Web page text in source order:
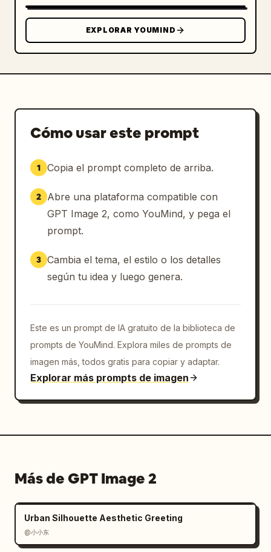
superior","Mensaje negro centrado:
de llamada a la acción amarillo en forma de
píldora con texto azul:
de Produced by y logotipo blanco grande de
SLAP® dentro del pie de página
azul","Pequeños triángulos decorativos,
radiantes azules alrededor del área
oscura redondeada 9:16 en la parte inferior
izquierda"},{"title":"Variante 3: outro
energético de
derecha","elements_count":7,"elements":
["Titular grande en el centro superior con
líneas de velocidad azules radiantes desde
de llamada a la acción horizontal azul que
contiene tres segmentos: icono de pulgar
arriba 高評価, icono de botón de reproducción
チャンネル登録, flecha de compartir シェ
いします！","Produced by sobre el logotipo
efecto de explosión
festiva"],"bottom_badge":"pequeña etiqueta
oscura redondeada 9:16 en la parte inferior
izquierda"}]},"composition_notes":"Genera una
única imagen horizontal que muestre los tres
diseños de tarjetas finales 9:16 alineados
EXPLORAR YOUMIND
Cómo usar este prompt
1 Copia el prompt completo de arriba.
2
Abre una plataforma compatible con
GPT Image 2, como YouMind, y pega el
prompt.
3 Cambia el tema, el estilo o los detalles
según tu idea y luego genera.
Este es un prompt de IA gratuito de la biblioteca de
prompts de YouMind. Explora miles de prompts de
imagen más, todos gratis para copiar y adaptar.
Explorar más prompts de imagen
Más de GPT Image 2
Urban Silhouette Aesthetic Greeting
@小小东